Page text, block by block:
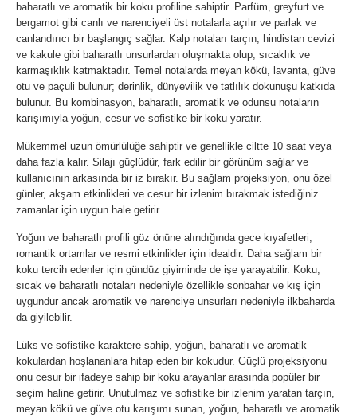
baharatlı ve aromatik bir koku profiline sahiptir. Parfüm, greyfurt ve
bergamot gibi canlı ve narenciyeli üst notalarla açılır ve parlak ve
canlandırıcı bir başlangıç sağlar. Kalp notaları tarçın, hindistan cevizi
ve kakule gibi baharatlı unsurlardan oluşmakta olup, sıcaklık ve
karmaşıklık katmaktadır. Temel notalarda meyan kökü, lavanta, güve
otu ve paçuli bulunur; derinlik, dünyevilik ve tatlılık dokunuşu katkıda
bulunur. Bu kombinasyon, baharatlı, aromatik ve odunsu notaların
karışımıyla yoğun, cesur ve sofistike bir koku yaratır.
Mükemmel uzun ömürlülüğe sahiptir ve genellikle ciltte 10 saat veya
daha fazla kalır. Silajı güçlüdür, fark edilir bir görünüm sağlar ve
kullanıcının arkasında bir iz bırakır. Bu sağlam projeksiyon, onu özel
günler, akşam etkinlikleri ve cesur bir izlenim bırakmak istediğiniz
zamanlar için uygun hale getirir.
Yoğun ve baharatlı profili göz önüne alındığında gece kıyafetleri,
romantik ortamlar ve resmi etkinlikler için idealdir. Daha sağlam bir
koku tercih edenler için gündüz giyiminde de işe yarayabilir. Koku,
sıcak ve baharatlı notaları nedeniyle özellikle sonbahar ve kış için
uygundur ancak aromatik ve narenciye unsurları nedeniyle ilkbaharda
da giyilebilir.
Lüks ve sofistike karaktere sahip, yoğun, baharatlı ve aromatik
kokulardan hoşlananlara hitap eden bir kokudur. Güçlü projeksiyonu
onu cesur bir ifadeye sahip bir koku arayanlar arasında popüler bir
seçim haline getirir. Unutulmaz ve sofistike bir izlenim yaratan tarçın,
meyan kökü ve güve otu karışımı sunan, yoğun, baharatlı ve aromatik